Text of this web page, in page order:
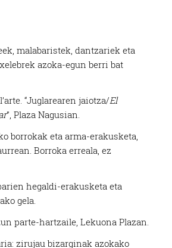
malabaristek, dantzariek eta
azoka-egun berri bat
“Juglarearen jaiotza/El
”, Plaza Nagusian.
borrokak eta arma-erakusketa,
Borroka erreala, ez
hegaldi-erakusketa eta
gela.
parte-hartzaile, Lekuona Plazan.
zirujau bizarginak azokako